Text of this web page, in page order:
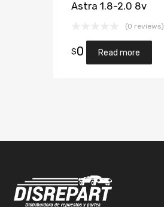
Astra 1.8-2.0 8v
(0 reviews)
$0 Read more